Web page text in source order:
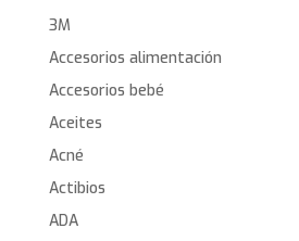
3M
Accesorios alimentación
Accesorios bebé
Aceites
Acné
Actibios
ADA